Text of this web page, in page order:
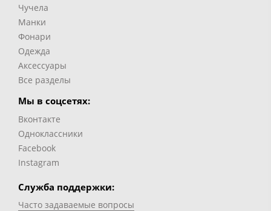
Чучела
Манки
Фонари
Одежда
Аксессуары
Все разделы
Мы в соцсетях:
Вконтакте
Одноклассники
Facebook
Instagram
Служба поддержки:
Часто задаваемые вопросы